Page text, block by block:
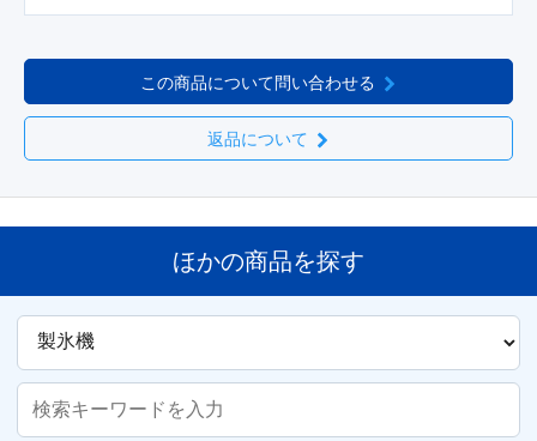
この商品について問い合わせる
返品について
ほかの商品を探す